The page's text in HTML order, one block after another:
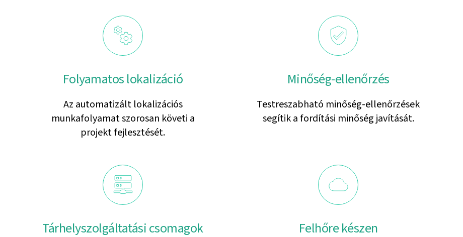
Folyamatos lokalizáció
Az automatizált lokalizációs
munkafolyamat szorosan követi a
projekt fejlesztését.
Minőség-ellenőrzés
Testreszabható minőség-ellenőrzések
segítik a fordítási minőség javítását.
Tárhelyszolgáltatási csomagok Felhőre készen